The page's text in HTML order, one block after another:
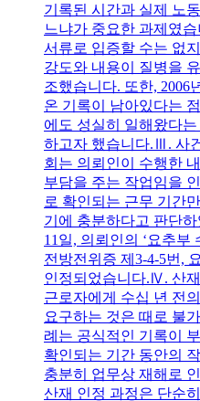
기록된 시간과 실제 노
느냐가 중요한 과제였
서류로 입증할 수는 없
강도와 내용이 질병을
조했습니다. 또한, 2006
온 기록이 남아있다는
에도 성실히 일해왔다
하고자 했습니다.Ⅲ. 사
회는 의뢰인이 수행한
부담을 주는 작업임을
로 확인되는 근무 기간
기에 충분하다고 판단
11일, 의뢰인의 ‘요추부
전방전위증 제3-4-5번,
인정되었습니다.Ⅳ. 산
근로자에게 수십 년 전
요구하는 것은 때로 불
례는 공식적인 기록이
확인되는 기간 동안의
충분히 업무상 재해로
산재 인정 과정은 단순